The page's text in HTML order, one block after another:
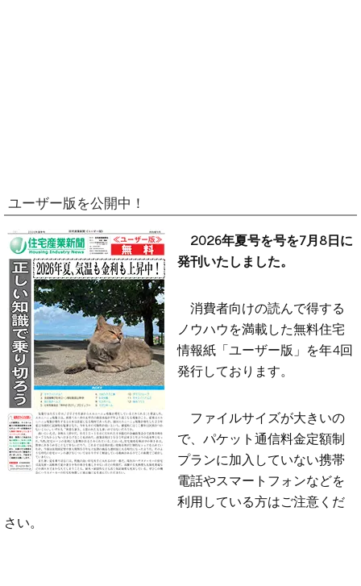
ユーザー版を公開中！
2026年夏号を号を7月8日に
発刊いたしました。
消費者向けの読んで得する
ノウハウを満載した無料住宅
情報紙「ユーザー版」を年4回
発行しております。
ファイルサイズが大きいの
で、パケット通信料金定額制
プランに加入していない携帯
電話やスマートフォンなどを
利用している方はご注意くだ
さい。